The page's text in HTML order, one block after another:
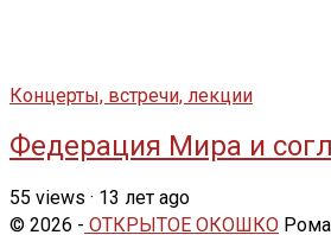
Концерты, встречи, лекции
Федерация Мира и
55 views · 13 лет ago
© 2026 - ОТКРЫТОЕ ОКОШКО